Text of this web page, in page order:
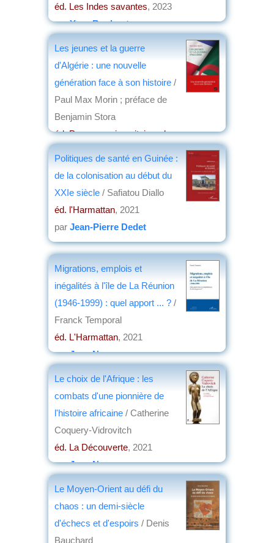
éd. Les Indes savantes, 2023
parYves Boulvert
Les jeunes et la guerre
d'Algérie : une nouvelle
génération face à son histoire /
Paul Max Morin ; préface de
Benjamin Stora
éd. Presses universitaires de
Politiques de santé en Guinée :
de la colonisation au début du
XXIe siècle / Safiatou Diallo
éd. l'Harmattan, 2021
par Jean-Pierre Dedet
Migrations, emplois et
inégalités à l'île de La Réunion
(1946-1999) : quel apport ... ? /
Franck Temporal
éd. L'Harmattan, 2021
parJean Nemo
Le choix de l'Afrique : les
combats d'une pionnière de
l'histoire africaine / Catherine
Coquery-Vidrovitch
éd. La Découverte, 2021
parJean Nemo
Le Moyen-Orient au défi du
chaos : un demi-siècle
d'échecs et d'espoirs / Denis
Bauchard